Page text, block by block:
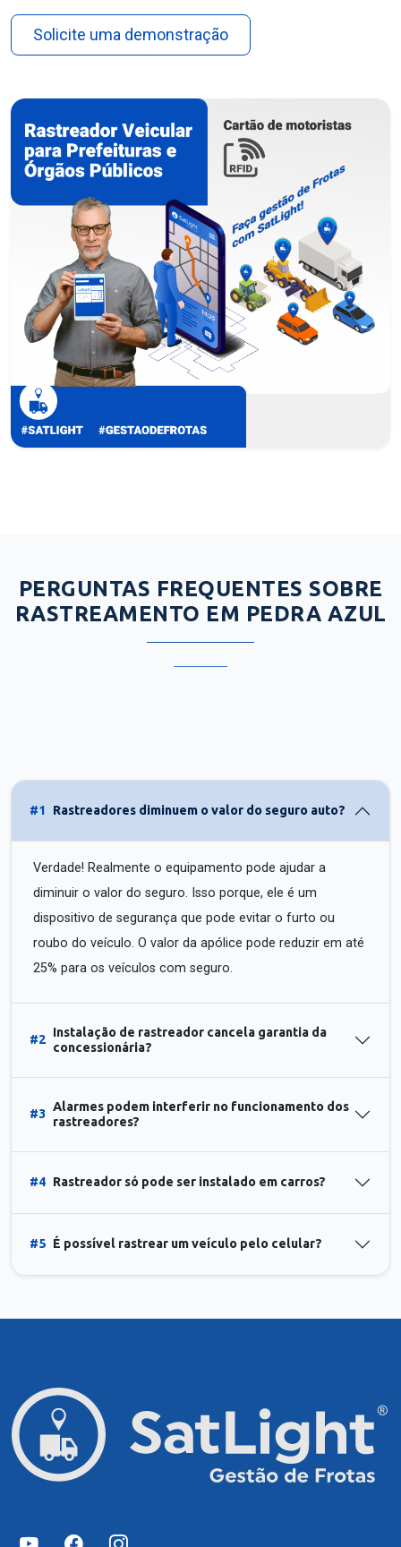
Solicite uma demonstração
PERGUNTAS FREQUENTES SOBRE
RASTREAMENTO EM PEDRA AZUL
#1 Rastreadores diminuem o valor do seguro auto?
Verdade! Realmente o equipamento pode ajudar a
diminuir o valor do seguro. Isso porque, ele é um
dispositivo de segurança que pode evitar o furto ou
roubo do veículo. O valor da apólice pode reduzir em até
25% para os veículos com seguro.
#2
Instalação de rastreador cancela garantia da
concessionária?
#3
Alarmes podem interferir no funcionamento dos
rastreadores?
#4 Rastreador só pode ser instalado em carros?
#5 É possível rastrear um veículo pelo celular?